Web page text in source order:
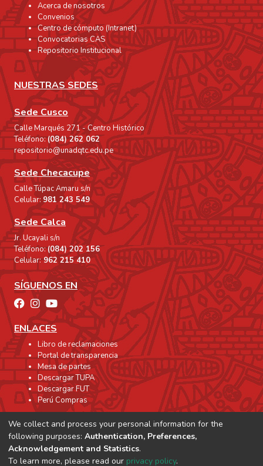
Acerca de nosotros
Convenios
Centro de cómputo (Intranet)
Convocatorias CAS
Repositorio Institucional
NUESTRAS SEDES
Sede Cusco
Calle Marqués 271 - Centro Histórico
Teléfono:(084) 262 062
repositorio@unadqtc.edu.pe
Sede Checacupe
Calle Túpac Amaru s/n
Celular: 981 243 549
Sede Calca
Jr. Ucayali s/n
Teléfono:(084) 202 156
Celular:962 215 410
SÍGUENOS EN
ENLACES
Libro de reclamaciones
Portal de transparencia
Mesa de partes
Descargar TUPA
Descargar FUT
Perú Compras
We collect and process your personal information for the
following purposes: Authentication, Preferences,
Acknowledgement and Statistics.
To learn more, please read our privacy policy.